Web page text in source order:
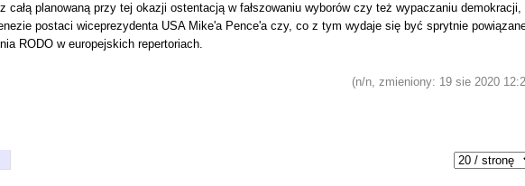
całą planowaną przy tej okazji ostentacją w fałszowaniu wyborów czy też wypaczaniu demokracji,
postaci wiceprezydenta USA Mike'a Pence'a czy, co z tym wydaje się być sprytnie
RODO w europejskich repertoriach.
(n/n, zmieniony: 19 sie 2020